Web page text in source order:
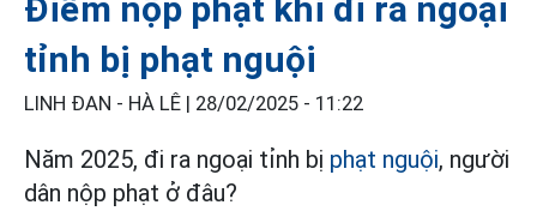
Điểm nộp phạt khi đi ra ngoại
tỉnh bị phạt nguội
LINH ĐAN - HÀ LÊ | 28/02/2025 - 11:22
Năm 2025, đi ra ngoại tỉnh bị phạt nguội, người
dân nộp phạt ở đâu?